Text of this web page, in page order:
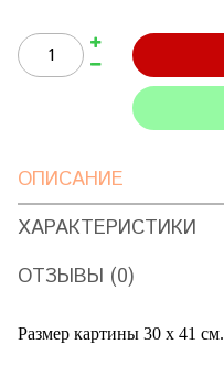
ОПИСАНИЕ
ХАРАКТЕРИСТИКИ
ОТЗЫВЫ (0)
Размер картины 30 х 41 см.